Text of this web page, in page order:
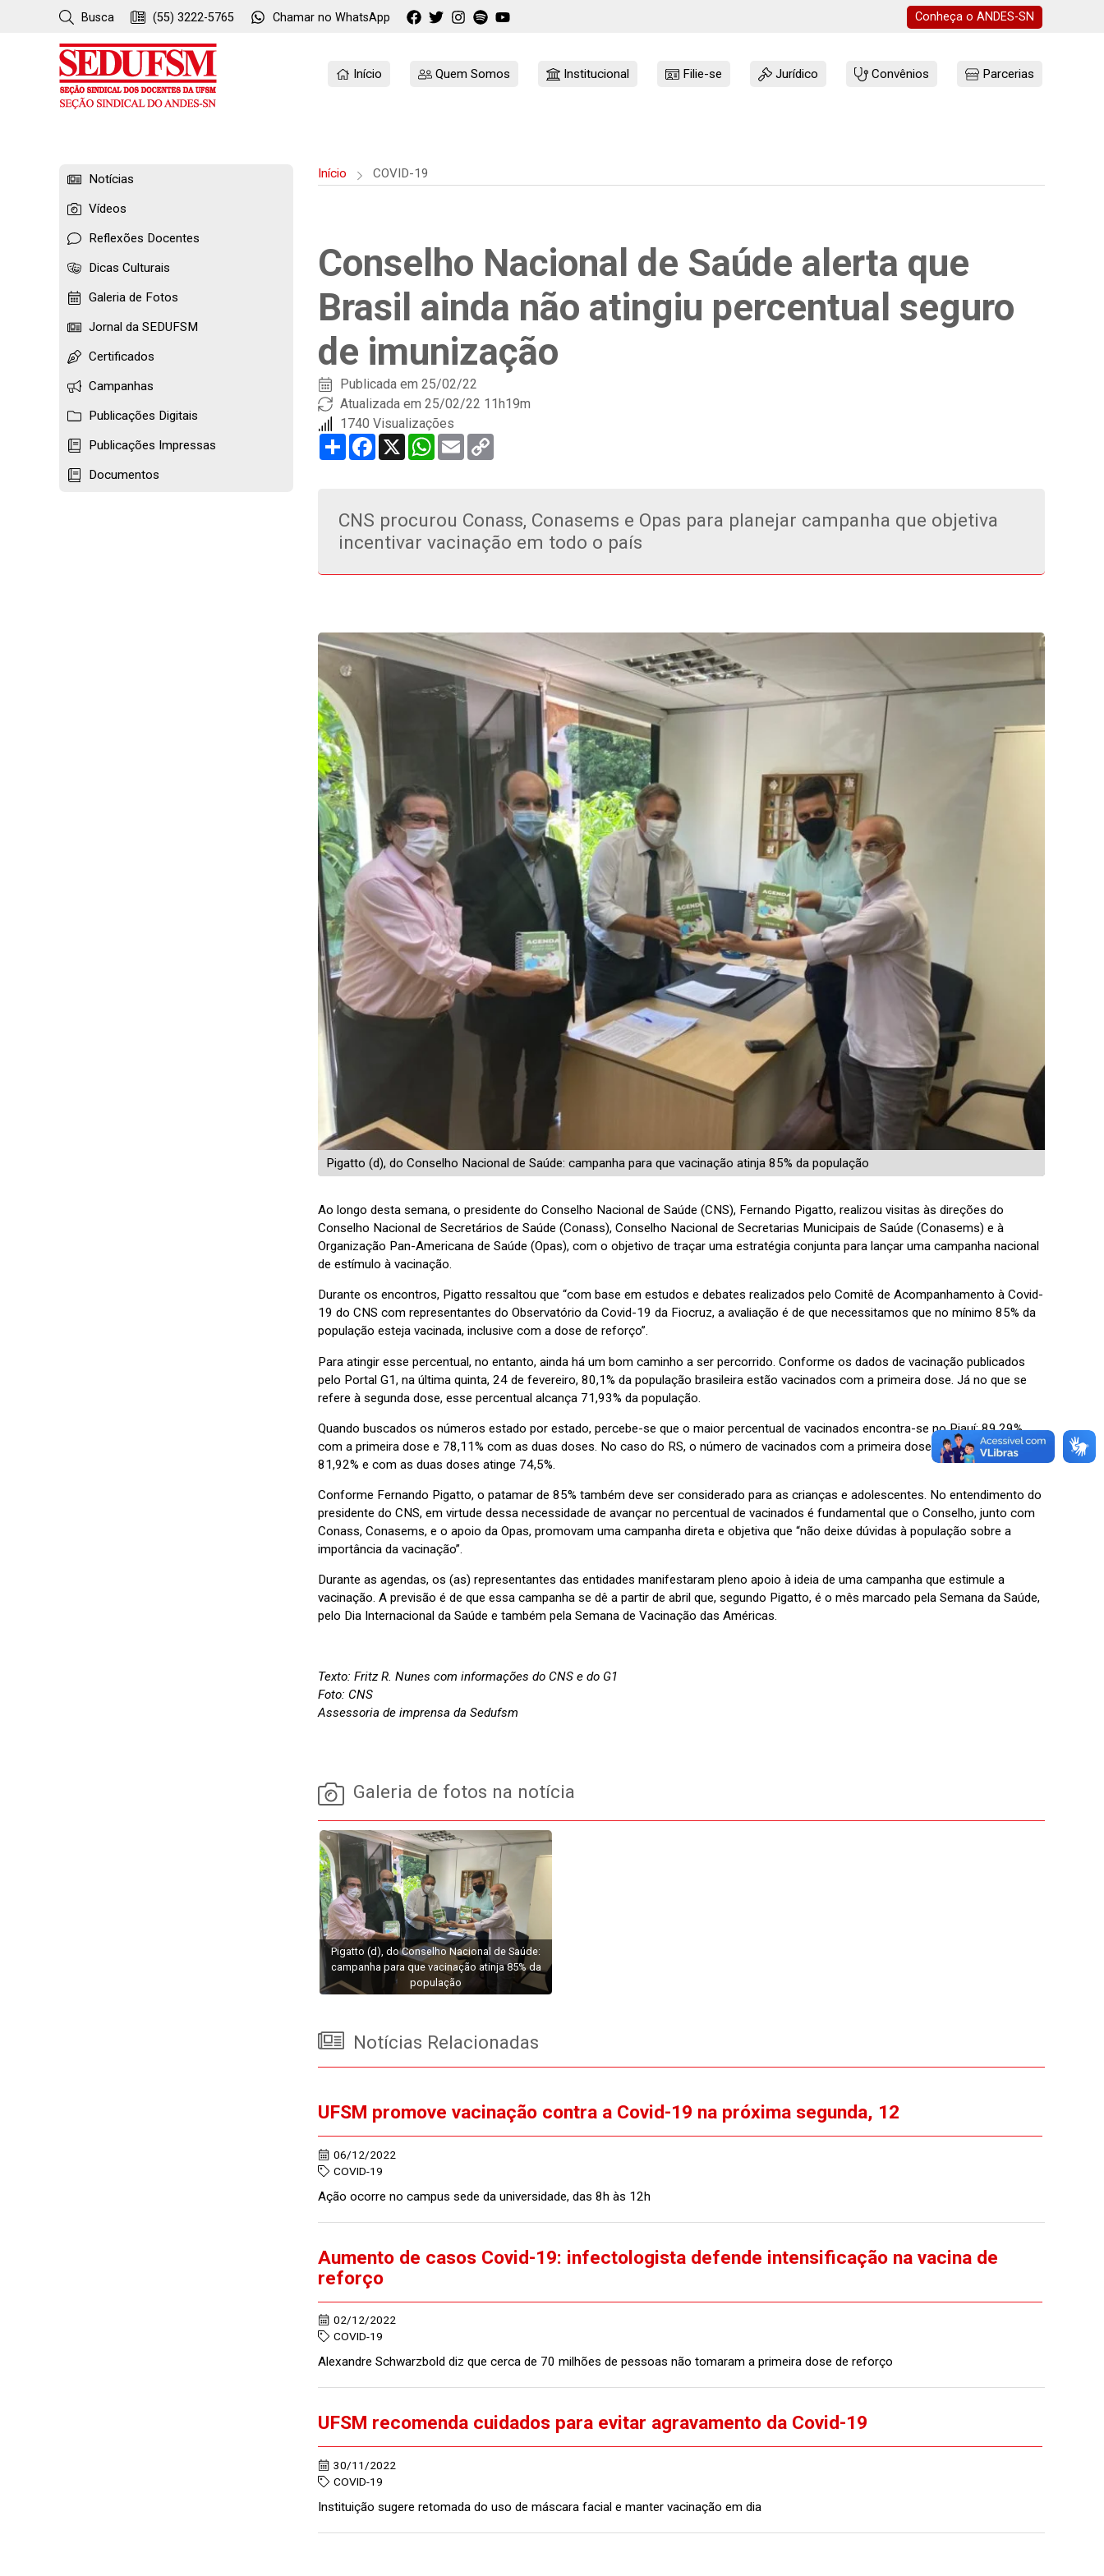
Busca (55) 3222-5765 Chamar no WhatsApp Conheça o ANDES-SN
Início Quem Somos Institucional Filie-se Jurídico Convênios Parcerias
Notícias
Vídeos
Reflexões Docentes
Dicas Culturais
Galeria de Fotos
Jornal da SEDUFSM
Certificados
Campanhas
Publicações Digitais
Publicações Impressas
Documentos
Início COVID-19
Conselho Nacional de Saúde alerta que
Brasil ainda não atingiu percentual seguro
de imunização
Publicada em25/02/22
Atualizada em 25/02/22 11h19m
1740 Visualizações
Share Facebook
X WhatsApp
Email
CNS procurou Conass, Conasems e Opas para planejar campanha que objetiva
incentivar vacinação em todo o país
Pigatto (d), do Conselho Nacional de Saúde: campanha para que vacinação atinja 85% da população
Ao longo desta semana, o presidente do Conselho Nacional de Saúde (CNS), Fernando Pigatto, realizou visitas às direções do
Conselho Nacional de Secretários de Saúde (Conass), Conselho Nacional de Secretarias Municipais de Saúde (Conasems) e à
Organização Pan-Americana de Saúde (Opas), com o objetivo de traçar uma estratégia conjunta para lançar uma campanha nacional
de estímulo à vacinação.
Durante os encontros, Pigatto ressaltou que “com base em estudos e debates realizados pelo Comitê de Acompanhamento à Covid-
19 do CNS com representantes do Observatório da Covid-19 da Fiocruz, a avaliação é de que necessitamos que no mínimo 85% da
população esteja vacinada, inclusive com a dose de reforço”.
Para atingir esse percentual, no entanto, ainda há um bom caminho a ser percorrido. Conforme os dados de vacinação publicados
pelo Portal G1, na última quinta, 24 de fevereiro, 80,1% da população brasileira estão vacinados com a primeira dose. Já no que se
refere à segunda dose, esse percentual alcança 71,93% da população.
Quando buscados os números estado por estado, percebe-se que o maior percentual de vacinados encontra-se no Piauí: 89,29%
com a primeira dose e 78,11% com as duas doses. No caso do RS, o número de vacinados com a primeira dose corresponde a
81,92% e com as duas doses atinge 74,5%.
Conforme Fernando Pigatto, o patamar de 85% também deve ser considerado para as crianças e adolescentes. No entendimento do
presidente do CNS, em virtude dessa necessidade de avançar no percentual de vacinados é fundamental que o Conselho, junto com
Conass, Conasems, e o apoio da Opas, promovam uma campanha direta e objetiva que “não deixe dúvidas à população sobre a
importância da vacinação”.
Durante as agendas, os (as) representantes das entidades manifestaram pleno apoio à ideia de uma campanha que estimule a
vacinação. A previsão é de que essa campanha se dê a partir de abril que, segundo Pigatto, é o mês marcado pela Semana da Saúde,
pelo Dia Internacional da Saúde e também pela Semana de Vacinação das Américas.
Texto: Fritz R. Nunes com informações do CNS e do G1
Foto: CNS
Assessoria de imprensa da Sedufsm
Galeria de fotos na notícia
Pigatto (d), do Conselho Nacional de Saúde:
campanha para que vacinação atinja 85% da
população
Notícias Relacionadas
UFSM promove vacinação contra a Covid-19 na próxima segunda, 12
06/12/2022
COVID-19
Ação ocorre no campus sede da universidade, das 8h às 12h
Aumento de casos Covid-19: infectologista defende intensificação na vacina de
reforço
02/12/2022
COVID-19
Alexandre Schwarzbold diz que cerca de 70 milhões de pessoas não tomaram a primeira dose de reforço
UFSM recomenda cuidados para evitar agravamento da Covid-19
30/11/2022
COVID-19
Instituição sugere retomada do uso de máscara facial e manter vacinação em dia